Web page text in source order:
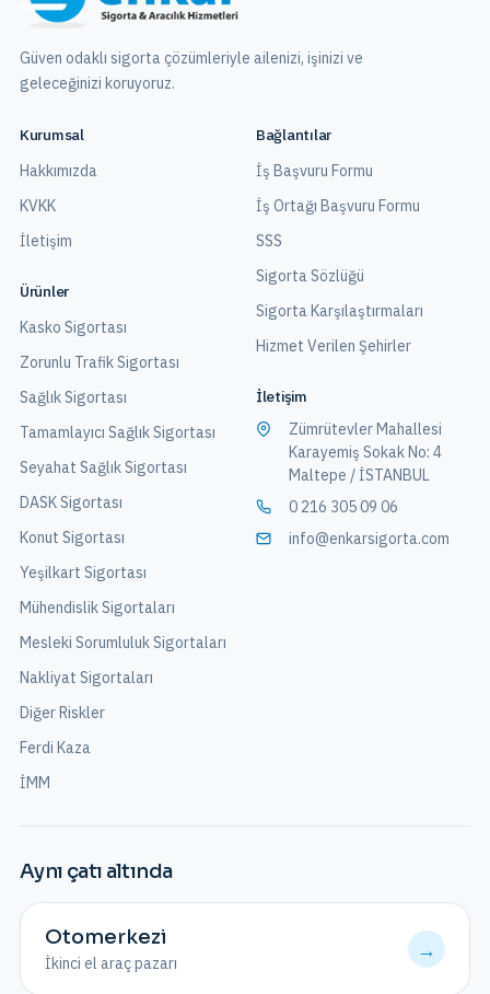
Güven odaklı sigorta çözümleriyle ailenizi, işinizi ve
geleceğinizi koruyoruz.
Kurumsal
Hakkımızda
KVKK
İletişim
Ürünler
Kasko Sigortası
Zorunlu Trafik Sigortası
Sağlık Sigortası
Tamamlayıcı Sağlık Sigortası
Seyahat Sağlık Sigortası
DASK Sigortası
Konut Sigortası
Yeşilkart Sigortası
Mühendislik Sigortaları
Mesleki Sorumluluk Sigortaları
Nakliyat Sigortaları
Diğer Riskler
Ferdi Kaza
İMM
Bağlantılar
İş Başvuru Formu
İş Ortağı Başvuru Formu
SSS
Sigorta Sözlüğü
Sigorta Karşılaştırmaları
Hizmet Verilen Şehirler
İletişim
Zümrütevler Mahallesi
Karayemiş Sokak No: 4
Maltepe / İSTANBUL
0 216 305 09 06
info@enkarsigorta.com
Aynı çatı altında
Otomerkezi
İkinci el araç pazarı
→